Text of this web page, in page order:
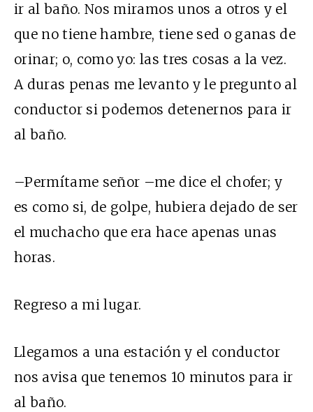
ir al baño. Nos miramos unos a otros y el
que no tiene hambre, tiene sed o ganas de
orinar; o, como yo: las tres cosas a la vez.
A duras penas me levanto y le pregunto al
conductor si podemos detenernos para ir
al baño.
–Permítame señor –me dice el chofer; y
es como si, de golpe, hubiera dejado de ser
el muchacho que era hace apenas unas
horas.
Regreso a mi lugar.
Llegamos a una estación y el conductor
nos avisa que tenemos 10 minutos para ir
al baño.